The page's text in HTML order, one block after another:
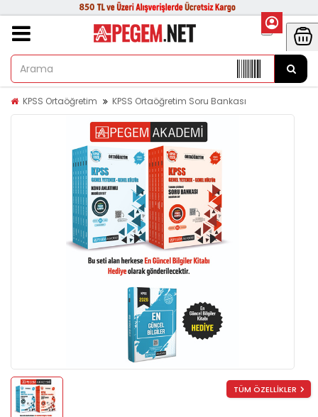
KPSS Ortaöğretim KPSS Ortaöğretim Soru Bankası
TÜM ÖZELLİKLER